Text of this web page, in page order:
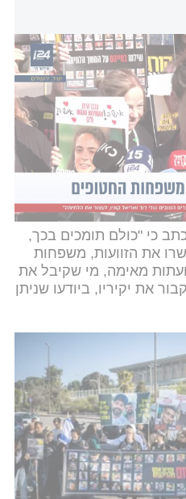
חזרה ללחימה
בשבי הפנו אזהרה
תעלה לחטופים נוספים
ולחזור מיידית
להסכם כולל להחזרת
ומציאות פתרון ליום
כי "אם לא תעשו
כולם יהיו על
כי "כולם תומכים בכך,
את הזוועות, משפחות
מאימה, מי שקיבל את
את יקיריו, ביודעו שניתן